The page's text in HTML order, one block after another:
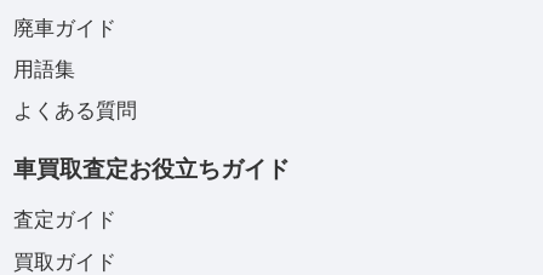
廃車ガイド
用語集
よくある質問
車買取査定お役立ちガイド
査定ガイド
買取ガイド